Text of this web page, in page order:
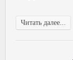
Читать далее...